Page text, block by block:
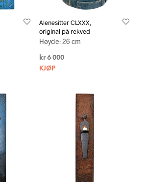
Alenesitter CLXXX,
original på rekved
Høyde: 26 cm
kr6 000
KJØP